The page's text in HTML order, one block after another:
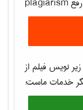
نویس فیلم از
خدمات ماست: